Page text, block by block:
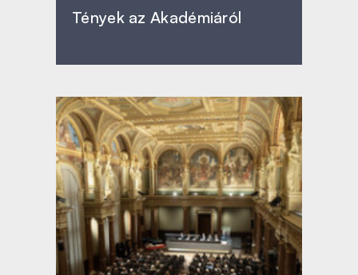
Tények az Akadémiáról